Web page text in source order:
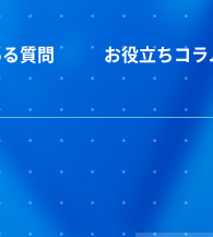
質問 お役立ちコラ